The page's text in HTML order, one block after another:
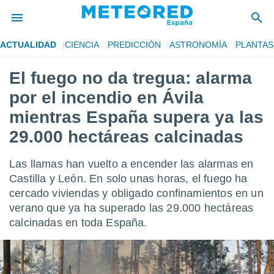
de
por
para
la
que se
calidad.
las
forma
digital
basada
ACTUALIDAD CIENCIA PREDICCIÓN ASTRONOMÍA PLANTAS
El fuego no da tregua: alarma
por el incendio en Ávila
mientras España supera ya las
29.000 hectáreas calcinadas
Las llamas han vuelto a encender las alarmas en
Castilla y León. En solo unas horas, el fuego ha
cercado viviendas y obligado confinamientos en un
verano que ya ha superado las 29.000 hectáreas
calcinadas en toda España.